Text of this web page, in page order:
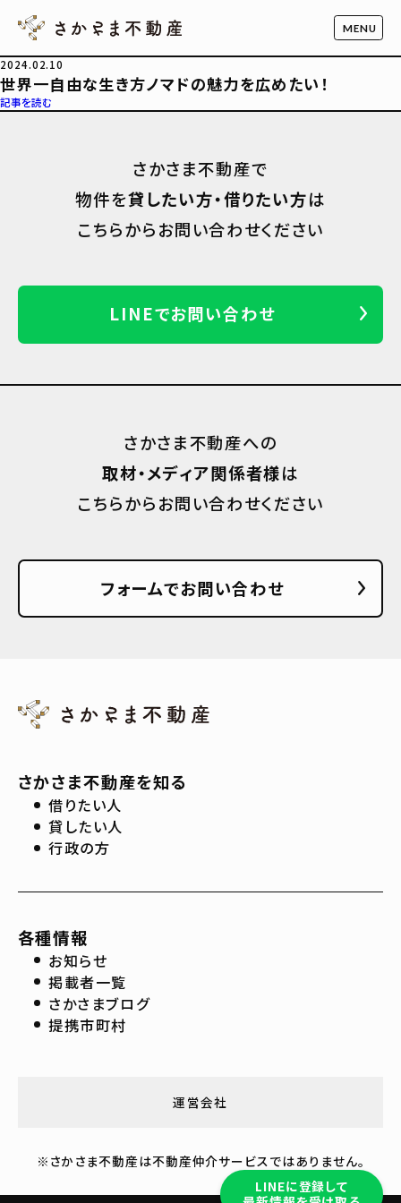
2024.02.10
世界一自由な生き方ノマドの魅力を広めたい！
記事を読む
LINEに登録して
さかさま不動産で
物件を貸したい方・借りたい方は
こちらからお問い合わせください
LINEでお問い合わせ
さかさま不動産への
取材・メディア関係者様は
こちらからお問い合わせください
フォームでお問い合わせ
さかさま不動産を知る
借りたい人
貸したい人
行政の方
各種情報
お知らせ
掲載者一覧
さかさまブログ
提携市町村
運営会社
※さかさま不動産は不動産仲介サービスではありません。